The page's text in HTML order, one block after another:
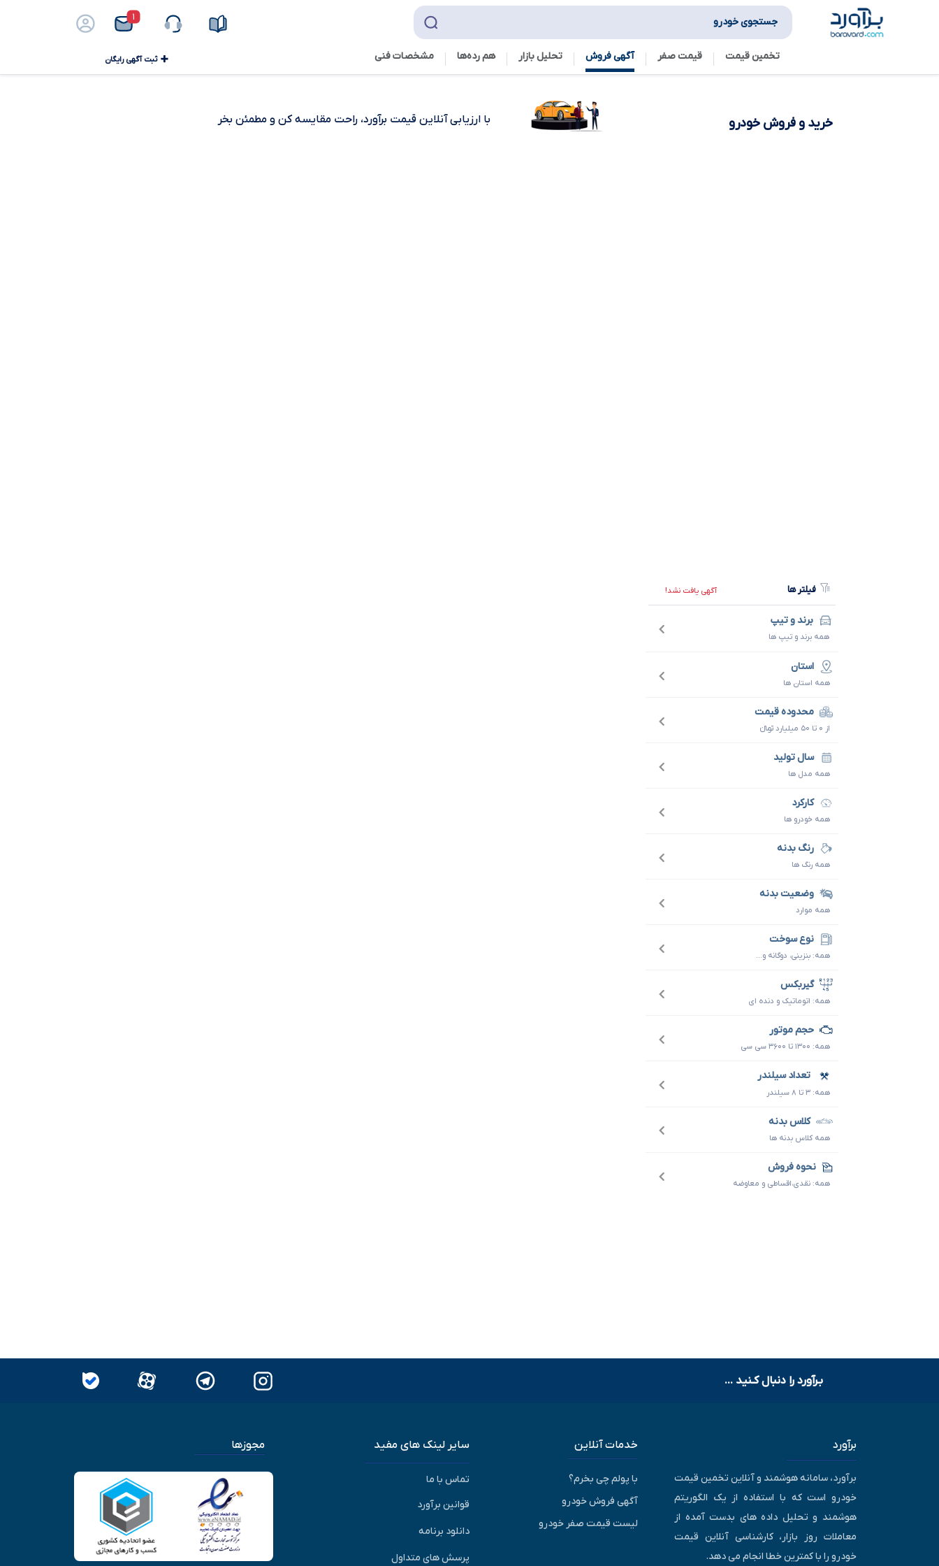
۱ جستجوی خودرو
تخمین قیمت قیمت صفر آگهی فروش تحلیل بازار هم رده‌ها‌ مشخصات فنی ثبت آگهی رایگان
خرید و فروش خودرو با ارزیابی آنلاین قیمت برآورد، راحت مقایسه کن و مطمئن بخر
فیلتر ها آگهی یافت نشد!
برند و تیپ
همه برند و تیپ ها
استان
همه استان ها
محدوده قیمت
از ۰ تا ۵۰ میلیارد تومانءءء
سال تولید
همه مدل ها
کارکرد
همه خودرو ها
رنگ بدنه
همه رنگ ها
وضعیت بدنه
همه موارد
نوع سوخت
همه: بنزینی، دوگانه و...
گیربکس
همه: اتوماتیک و دنده ای
حجم موتور
همه: ۱۳۰۰ تا ۳۶۰۰ سی سی
تعداد سیلندر
همه: ۳ تا ۸ سیلندر
کلاس بدنه
همه کلاس بدنه ها
نحوه فروش
همه: نقدی،اقساطی و معاوضه
بـرآورد را دنبال کـنید ...
برآورد
برآورد، سامانه هوشمند و آنلاین تخمین قیمت
خودرو است که با استفاده از یک الگوریتم
هوشمند و تحلیل داده های بدست آمده از
معاملات روز بازار، کارشناسی آنلاین قیمت
خودرو را با کمترین خطا انجام می دهد.
خدمات آنلاین
با پولم چی بخرم؟
آگهی فروش خودرو
لیست قیمت صفر خودرو
سایر لینک های مفید
تماس با ما
قوانین برآورد
دانلود برنامه
پرسش های متداول
مجوزها